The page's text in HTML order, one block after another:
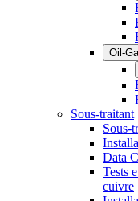
Oil-
Sous-traitant
Sous-
Data
Tests
cuivre